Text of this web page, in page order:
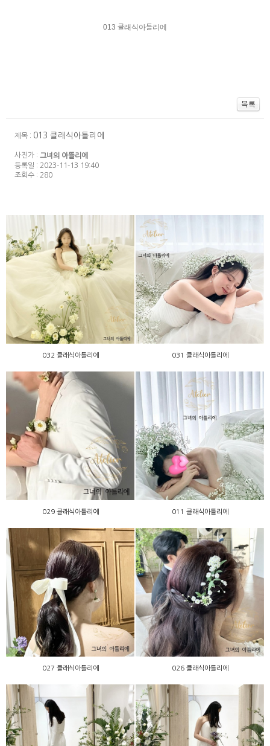
013 클래식아틀리에
제목 : 013 클래식아틀리에
사진가 : 그녀의 아뜰리에
등록일 : 2023-11-13 19:40
조회수 : 280
032 클래식아틀리에
032 클래식아틀리에
031 클래식아틀리에
031 클래식아틀리에
029 클래식아틀리에
029 클래식아틀리에
011 클래식아틀리에
011 클래식아틀리에
027 클래식아틀리에
027 클래식아틀리에
026 클래식아틀리에
026 클래식아틀리에